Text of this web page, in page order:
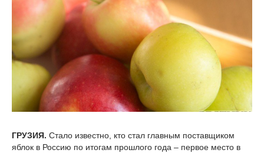
ГРУЗИЯ. Стало известно, кто стал главным поставщиком
яблок в Россию по итогам прошлого года – первое место в